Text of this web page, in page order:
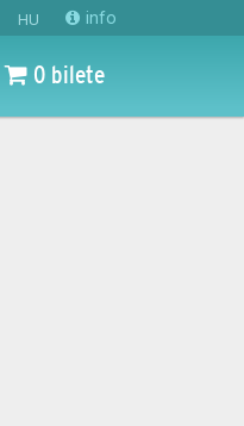
HU info
0 bilete